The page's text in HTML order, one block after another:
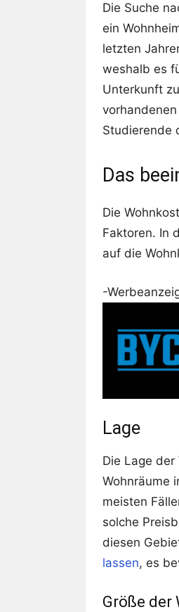
Die Suche
ein
letzten
weshalb es
Unterkunft
Studierende
Das
Die
Faktoren. In
auf die
-
Lage
Die Lage
Wohnräume
meisten
solche
diesen
lassen, es
Größe der